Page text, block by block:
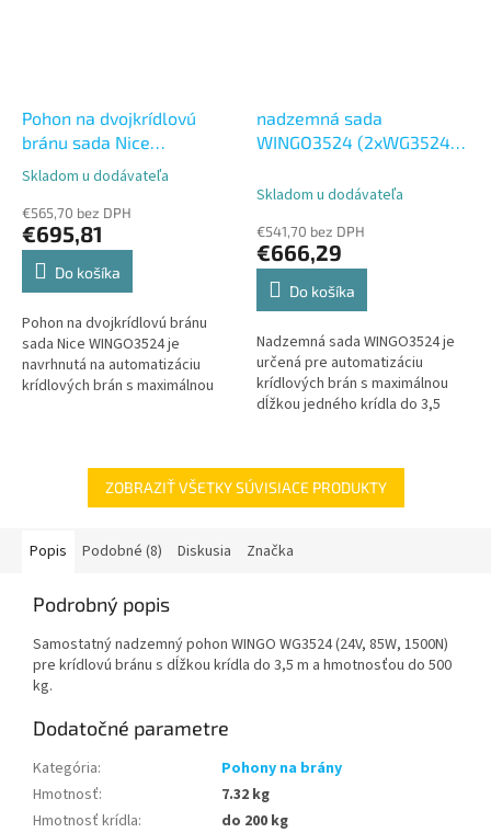
Pohon na dvojkrídlovú
bránu sada Nice
WINGO3524 (2xWG3524,
2xEPM, 1xELDC)
Priemerné
produktu
je
3,3
hviezdičiek.
Skladom u dodávateľa
€565,70 bez DPH
€695,81
Do košíka
Pohon na dvojkrídlovú bránu
sada Nice WINGO3524 je
navrhnutá na automatizáciu
krídlových brán s maximálnou
nadzemná sada
WINGO3524 (2xWG3524,
2xEPM)
Skladom u dodávateľa
€541,70 bez DPH
€666,29
Do košíka
Nadzemná sada WINGO3524 je
určená pre automatizáciu
krídlových brán s maximálnou
dĺžkou jedného krídla do 3,5
riadiacu...
ZOBRAZIŤ VŠETKY SÚVISIACE PRODUKTY
Popis Podobné (8) Diskusia Značka
Podrobný popis
Samostatný nadzemný pohon WINGO WG3524 (24V, 85W, 1500N)
pre krídlovú bránu s dĺžkou krídla do 3,5 m a hmotnosťou do 500
kg.
Dodatočné parametre
Kategória:
Pohony na brány
Hmotnosť:
7.32 kg
Hmotnosť krídla:
do 200 kg